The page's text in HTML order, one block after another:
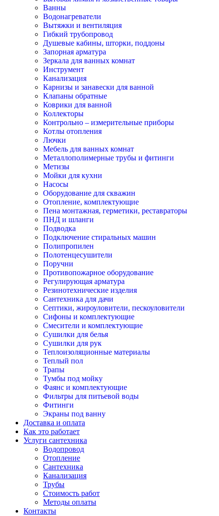
Ванны
Водонагреватели
Вытяжки и вентиляция
Гибкий трубопровод
Душевые кабины, шторки, поддоны
Запорная арматура
Зеркала для ванных комнат
Инструмент
Канализация
Карнизы и занавески для ванной
Клапаны обратные
Коврики для ванной
Коллекторы
Контрольно – измерительные приборы
Котлы отопления
Лючки
Мебель для ванных комнат
Металлополимерные трубы и фитинги
Метизы
Мойки для кухни
Насосы
Оборудование для скважин
Отопление, комплектующие
Пена монтажная, герметики, реставраторы
ПНД и шланги
Подводка
Подключение стиральных машин
Полипропилен
Полотенцесушители
Поручни
Противопожарное оборудование
Регулирующая арматура
Резинотехнические изделия
Сантехника для дачи
Септики, жироуловители, пескоуловители
Сифоны и комплектующие
Смесители и комплектующие
Сушилки для белья
Сушилки для рук
Теплоизоляционные материалы
Теплый пол
Трапы
Тумбы под мойку
Фаянс и комплектующие
Фильтры для питьевой воды
Фитинги
Экраны под ванну
Доставка и оплата
Как это работает
Услуги сантехника
Водопровод
Отопление
Сантехника
Канализация
Трубы
Стоимость работ
Методы оплаты
Контакты